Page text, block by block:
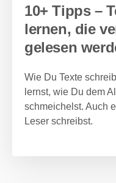
10+ Tipps –
lernen, die
gelesen
Wie Du Texte
lernst, wie Du dem
schmeichelst. Auch
Leser schreibst.